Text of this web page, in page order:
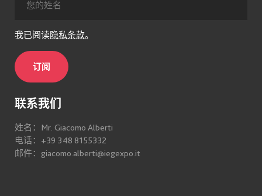
我已阅读隐私条款。
订阅
联系我们
姓名：Mr. Giacomo Alberti
电话：+39 348 8155332
邮件：giacomo.alberti@iegexpo.it